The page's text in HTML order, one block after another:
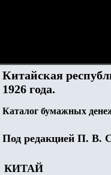
Китайская
1926 года.
Каталог бумажных
Под редакцией П. В.
КИТАЙ